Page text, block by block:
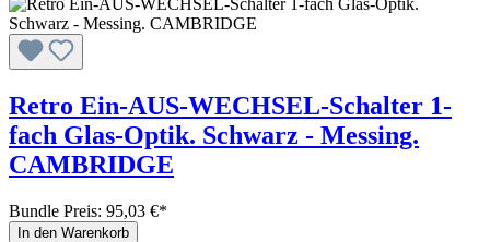
Retro Ein-AUS-WECHSEL-Schalter 1-
fach Glas-Optik. Schwarz - Messing.
CAMBRIDGE
Bundle Preis: 95,03 €*
In den Warenkorb